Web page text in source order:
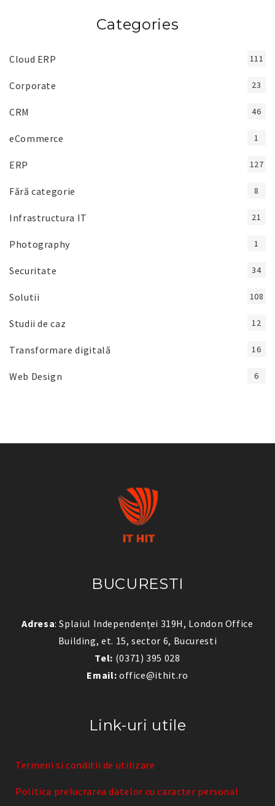
Categories
Cloud ERP 111
Corporate 23
CRM 46
eCommerce 1
ERP 127
Fără categorie 8
Infrastructura IT 21
Photography 1
Securitate 34
Solutii 108
Studii de caz 12
Transformare digitală 16
Web Design 6
BUCURESTI
Adresa: Splaiul Independenței 319H, London Office
Building, et. 15, sector 6, Bucuresti
Tel: (0371) 395 028
Email: office@ithit.ro
Link-uri utile
Termeni si conditii de utilizare
Politica prelucrarea datelor cu caracter personal